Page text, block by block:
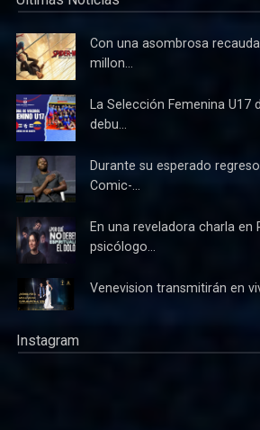
Con una asombrosa
millon...
La Selección Femenina U17
debu...
Durante su esperado
Comic-...
En una reveladora charla en
psicólogo...
Venevision transmitirán en
Instagram